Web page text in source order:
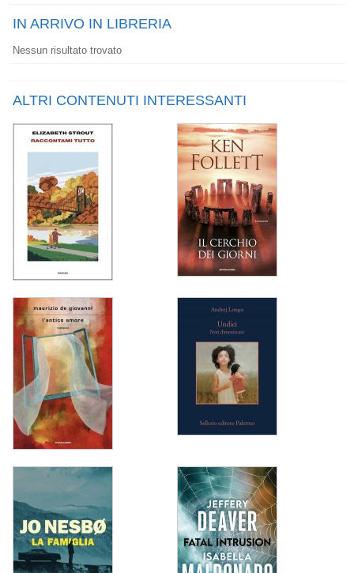
IN ARRIVO IN LIBRERIA
Nessun risultato trovato
ALTRI CONTENUTI INTERESSANTI